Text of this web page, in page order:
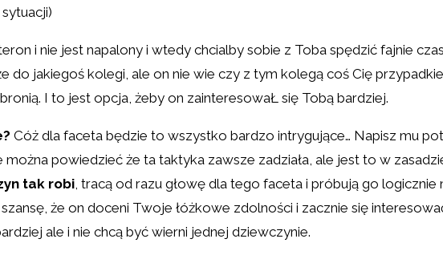
i nie jest napalony i wtedy chcialby sobie z Toba spędzić fajnie
do jakiegoś kolegi, ale on nie wie czy z tym kolegą coś Cię
I to jest opcja, żeby on zainteresowaŁ się Tobą bardziej.
Cóż dla faceta będzie to wszystko bardzo intrygujące… Napisz mu
można powiedzieć że ta taktyka zawsze zadziała, ale jest to w
tak robi, tracą od razu głowę dla tego faceta i próbują go logicznie
że on doceni Twoje łóżkowe zdolności i zacznie się
ale i nie chcą być wierni jednej dziewczynie.